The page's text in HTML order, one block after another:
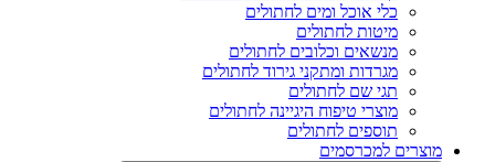
כלי אוכל ומים לחתולים
מיטות לחתולים
מנשאים וכלובים לחתולים
מגרדות ומתקני גירוד לחתולים
תגי שם לחתולים
מוצרי טיפוח היגיינה לחתולים
תוספים לחתולים
מוצרים למכרסמים